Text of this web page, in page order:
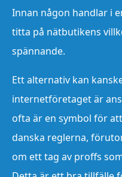
Innan någon handlar i
titta på nätbutikens
spännande.
Ett alternativ kan
internetföretaget är
ofta är en symbol för
danska reglerna,
om ett tag av proffs